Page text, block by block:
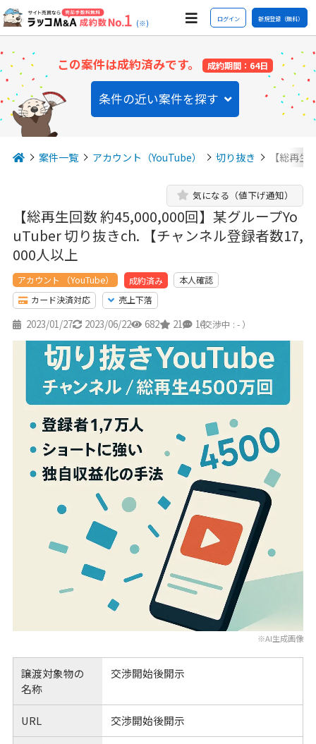
(※) ログイン 新規登録（無料）
この案件は成約済みです。 成約期間：64日
条件の近い案件を探す
案件一覧 アカウント（YouTube） 切り抜き 【総再
【総再生回数 約45,000,000回】某グループYo
uTuber 切り抜きch. 【チャンネル登録者数17,
000人以上
気になる（値下げ通知）
アカウント （YouTube） 成約済み
本人確認
カード決済対応
売上下落
2023/01/27 2023/06/22 682 21 14
（交渉中 : - ）
※AI生成画像
譲渡対象物の
名称
交渉開始後開示
URL 交渉開始後開示